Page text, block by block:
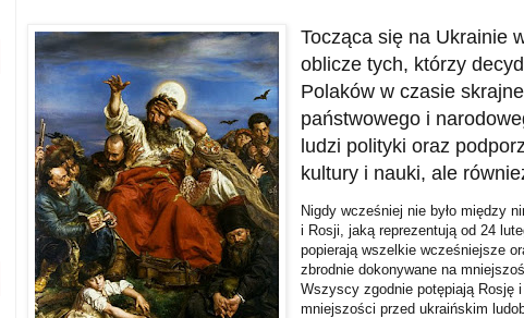
Tocząca się na Ukrainie
oblicze tych, którzy
Polaków w czasie
państwowego i
ludzi polityki oraz
kultury i nauki, ale
Nigdy wcześniej nie było między
i Rosji, jaką reprezentują od 24
popierają wszelkie wcześniejsze
zbrodnie dokonywane na
Wszyscy zgodnie potępiają Rosję
mniejszości przed ukraińskim